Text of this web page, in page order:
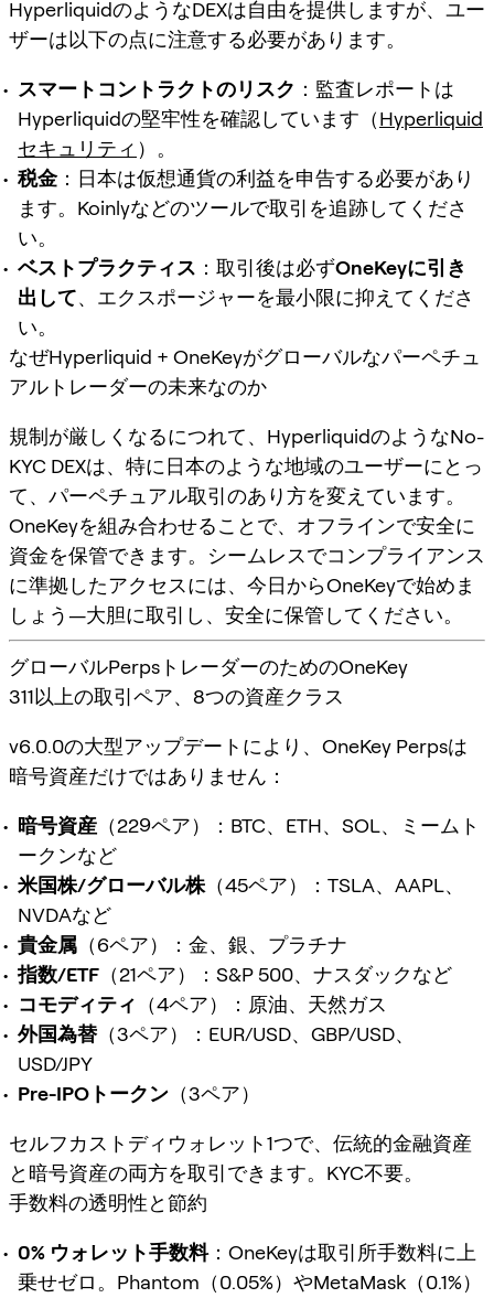
HyperliquidのようなDEXは自由を提供しますが、ユー
ザーは以下の点に注意する必要があります。
スマートコントラクトのリスク ：監査レポートは
Hyperliquidの堅牢性を確認しています（Hyperliquid
セキュリティ ）。
税金：日本は仮想通貨の利益を申告する必要があり
ます。Koinlyなどのツールで取引を追跡してくださ
い。
ベストプラクティス ：取引後は必ずOneKeyに引き
出して、エクスポージャーを最小限に抑えてくださ
い。
なぜHyperliquid + OneKeyがグローバルなパーペチュ
アルトレーダーの未来なのか
規制が厳しくなるにつれて、HyperliquidのようなNo-
KYC DEXは、特に日本のような地域のユーザーにとっ
て、 パーペチュアル取引のあり方を変えています。
OneKeyを組み合わせることで、オフラインで安全に
資金を保管できます。シームレスでコンプライアンス
に準拠したアクセスには、今日からOneKeyで始めま
しょう—大胆に取引し、安全に保管してください。
グローバルPerpsトレーダーのためのOneKey
311以上の取引ペア、8つの資産クラス
v6.0.0の大型アップデートにより、OneKey Perpsは
暗号資産だけではありません：
暗号資産 （229ペア）：BTC、ETH、SOL、ミームト
ークンなど
米国株/グローバル株 （45ペア）：TSLA、AAPL、
NVDAなど
貴金属 （6ペア）：金、銀、プラチナ
指数/ETF （21ペア）：S&P 500、ナスダックなど
コモディティ （4ペア）：原油、天然ガス
外国為替（3ペア）：EUR/USD、GBP/USD、
USD/JPY
Pre-IPOトークン （3ペア）
セルフカストディウォレット1つで、伝統的金融資産
と暗号資産の両方を取引できます。KYC不要。
手数料の透明性と節約
0% ウォレット手数料：OneKeyは取引所手数料に上
乗せゼロ。Phantom（0.05%）やMetaMask（0.1%）